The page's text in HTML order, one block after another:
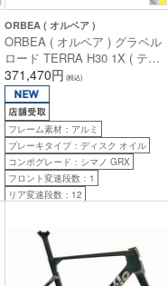
ORBEA ( オルベア )
ORBEA ( オルベア ) グラベル
ロード TERRA H30 1X ( テラ
H30 1X ) アイボリーホワイト /
メタリックオリーブグリーン
(グロス) L (身長目安185cm前
後)
371,470円 (税込)
フレーム素材：アルミ
ブレーキタイプ：ディスク オイル
コンポグレード：シマノ GRX
フロント変速段数：1
リア変速段数：12